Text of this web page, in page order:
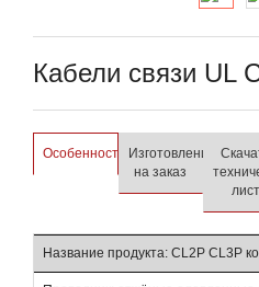
Кабели связи UL
Особенности
Изготовление
на заказ
лист
Название продукта: CL2P CL3P